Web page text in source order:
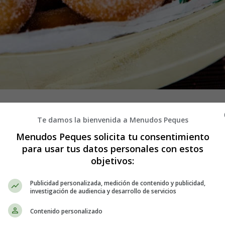
Cómo hacer rosquillas y Orejuelas
hacer Orejuelas y rosquillas fritas son:
Te damos la bienvenida a Menudos Peques
Menudos Peques solicita tu consentimiento
para usar tus datos personales con estos
objetivos:
Publicidad personalizada, medición de contenido y publicidad,
investigación de audiencia y desarrollo de servicios
Contenido personalizado